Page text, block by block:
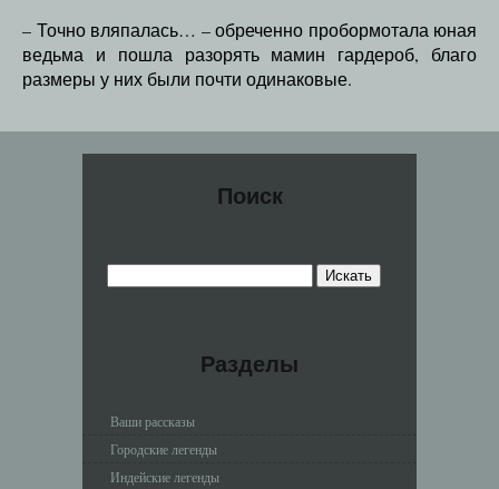
– Точно вляпалась… – обреченно пробормотала юная
ведьма и пошла разорять мамин гардероб, благо
размеры у них были почти одинаковые.
Поиск
Разделы
Ваши рассказы
Городские легенды
Индейские легенды